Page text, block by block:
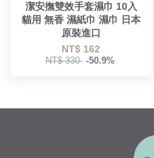
潔安撫雙效手套濕巾 10入
貓用 無香 濕紙巾 濕巾 日本
原裝進口
NT$ 162
NT$ 330 -50.9%